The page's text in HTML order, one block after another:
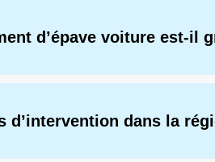
d’épave voiture est-il
d’intervention dans la